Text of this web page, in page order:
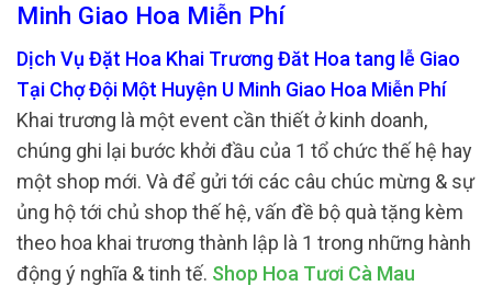
Minh Giao Hoa Miễn Phí
Dịch Vụ Đặt Hoa Khai Trương Đăt Hoa tang lễ Giao
Tại Chợ Đội Một Huyện U Minh Giao Hoa Miễn Phí
Khai trương là một event cần thiết ở kinh doanh,
chúng ghi lại bước khởi đầu của 1 tổ chức thế hệ hay
một shop mới. Và để gửi tới các câu chúc mừng & sự
ủng hộ tới chủ shop thế hệ, vấn đề bộ quà tặng kèm
theo hoa khai trương thành lập là 1 trong những hành
động ý nghĩa & tinh tế. Shop Hoa Tươi Cà Mau